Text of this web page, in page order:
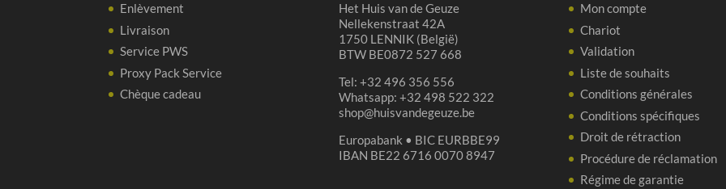
Enlèvement
Livraison
Service PWS
Proxy Pack Service
Chèque cadeau
Het Huis van de Geuze
Nellekenstraat 42A
1750 LENNIK (België)
BTW BE0872 527 668
Tel: +32 496 356 556
Whatsapp: +32 498 522 322
shop@huisvandegeuze.be
Europabank • BIC EURBBE99
IBAN BE22 6716 0070 8947
Mon compte
Chariot
Validation
Liste de souhaits
Conditions générales
Conditions spécifiques
Droit de rétraction
Procédure de réclamation
Régime de garantie